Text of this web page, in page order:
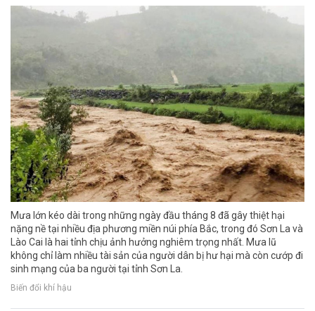
Mưa lớn kéo dài trong những ngày đầu tháng 8 đã gây thiệt hại
nặng nề tại nhiều địa phương miền núi phía Bắc, trong đó Sơn La và
Lào Cai là hai tỉnh chịu ảnh hưởng nghiêm trọng nhất. Mưa lũ
không chỉ làm nhiều tài sản của người dân bị hư hại mà còn cướp đi
sinh mạng của ba người tại tỉnh Sơn La.
Biến đổi khí hậu